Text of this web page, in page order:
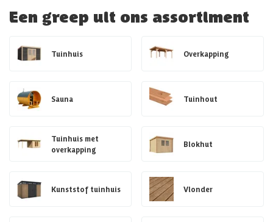
Een greep uit ons assortiment
Tuinhuis Overkapping
Sauna Tuinhout
Tuinhuis met
overkapping
Blokhut
Kunststof tuinhuis Vlonder